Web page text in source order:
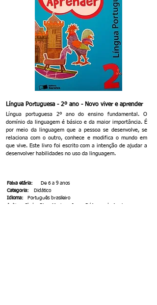
Língua Portuguesa - 2º ano - Novo viver e aprender
Língua portuguesa 2º ano do ensino fundamental. O
domínio da linguagem é básico e da maior importância. É
por meio da linguagem que a pessoa se desenvolve, se
relaciona com o outro, conhece e modifica o mundo em
que vive. Este livro foi escrito com a intenção de ajudar a
desenvolver habilidades no uso da linguagem.
De 6 a 9 anos
Faixa etária:
Categoria:
Didático
Idioma:
Português brasileiro
Autor:
Cloder Rivas Martos e Joana D´Arque de Aguiar